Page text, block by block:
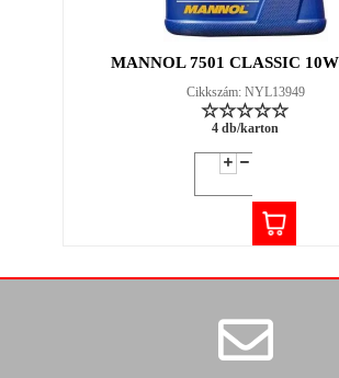
MANNOL 7501 CLASSIC
Cikkszám: NYL13949
4 db/karton